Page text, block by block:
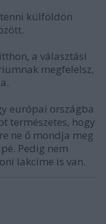
külföldön
a választási
megfelelsz,
európai országba
természetes, hogy
ne ő mondja meg
Pedig nem
lakcíme is van.